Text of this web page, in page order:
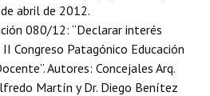
abril de 2012.
080/12: “Declarar interés
Congreso Patagónico Educación
Autores: Concejales Arq.
Martín y Dr. Diego Benítez